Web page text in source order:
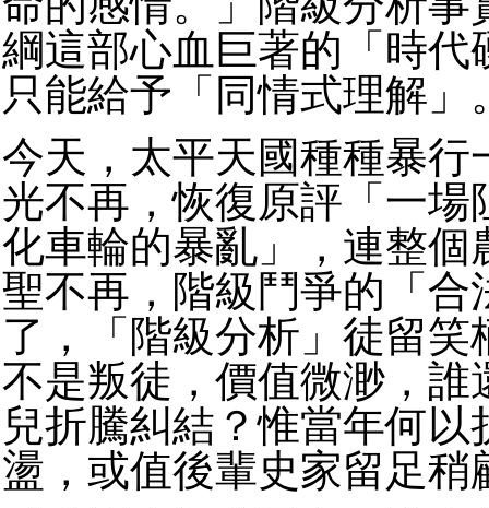
綱這部心血巨著的「時代
只能給予「同情式理解」
今天，太平天國種種暴行
光不再，恢復原評「一場
化車輪的暴亂」，連整個
聖不再，階級鬥爭的「合
了，「階級分析」徒留笑
不是叛徒，價值微渺，誰
兒折騰糾結？惟當年何以
盪，或值後輩史家留足稍